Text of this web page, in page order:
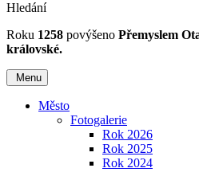
Hledání
Roku 1258 povýšeno Přemyslem
královské.
Menu
Město
Fotogalerie
Rok 2026
Rok 2025
Rok 2024